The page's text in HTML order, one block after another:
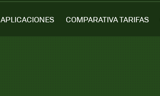
APLICACIONES COMPARATIVA TARIFAS